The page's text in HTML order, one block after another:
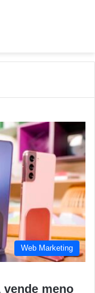
Web Marketing
vende meno